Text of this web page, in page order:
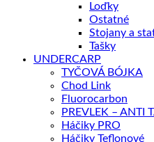
Loďky
Ostatné
Stojany a
Tašky
UNDERCARP
TYČOVÁ BÓJKA
Chod Link
Fluorocarbon
PREVLEK – ANTI
Háčiky PRO
Háčiky Teflonové